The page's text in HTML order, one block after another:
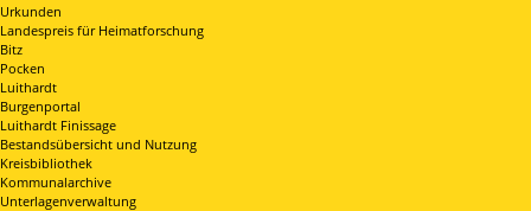
Urkunden
Landespreis für Heimatforschung
Bitz
Pocken
Luithardt
Burgenportal
Luithardt Finissage
Bestandsübersicht und Nutzung
Kreisbibliothek
Kommunalarchive
Unterlagenverwaltung